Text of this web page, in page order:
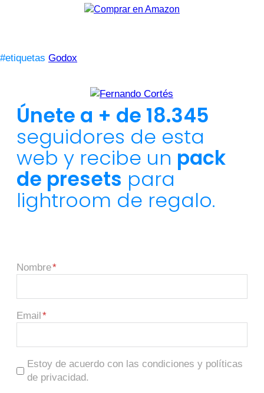
#etiquetas Godox
Únete a + de 18.345
seguidores de esta
web y recibe un pack
de presets para
lightroom de regalo.
Nombre
Email
Estoy de acuerdo con las condiciones y políticas
de privacidad.